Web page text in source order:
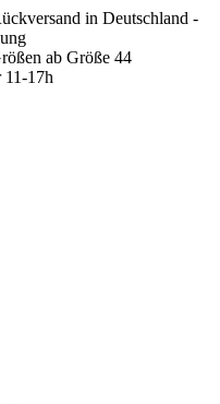
in Deutschland -
ab Größe 44
11-17h